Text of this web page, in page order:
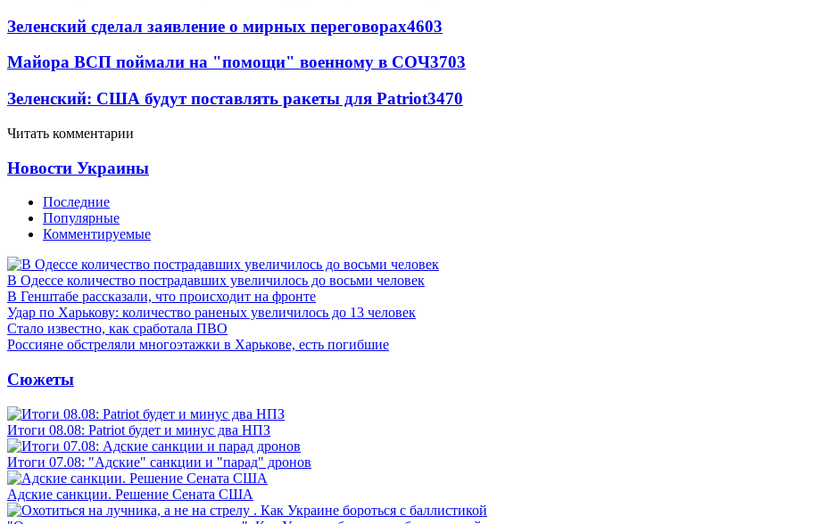
Зеленский сделал заявление о мирных переговорах4603
Майора ВСП поймали на "помощи" военному в СОЧ3703
Зеленский: США будут поставлять ракеты для Patriot3470
Читать комментарии
Новости Украины
Последние
Популярные
Комментируемые
В Одессе количество пострадавших увеличилось до восьми человек
В Генштабе рассказали, что происходит на фронте
Удар по Харькову: количество раненых увеличилось до 13 человек
Стало известно, как сработала ПВО
Россияне обстреляли многоэтажки в Харькове, есть погибшие
Сюжеты
Итоги 08.08: Patriot будет и минус два НПЗ
Итоги 07.08: "Адские" санкции и "парад" дронов
Адские санкции. Решение Сената США